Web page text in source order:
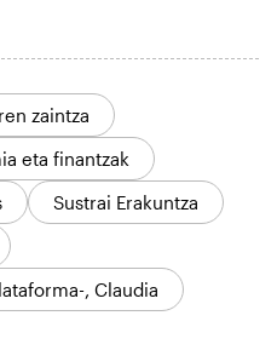
zaintza
eta finantzak
Sustrai Erakuntza
, Claudia